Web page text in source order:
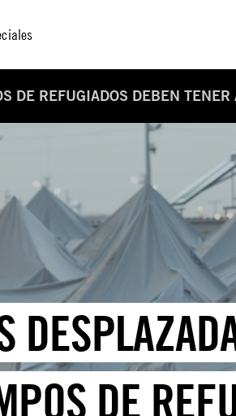
DE REFUGIADOS DEBEN
DE